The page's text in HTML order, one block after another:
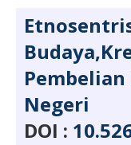
Negeri
DOI :